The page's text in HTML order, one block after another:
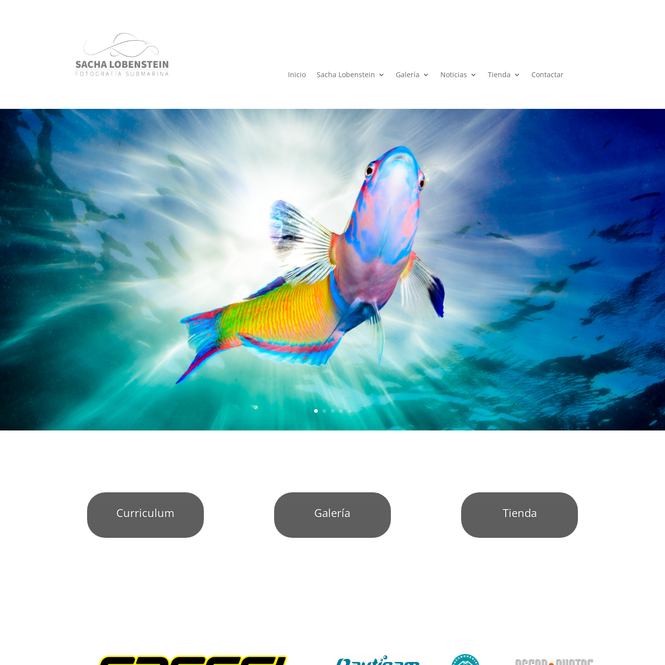
Inicio Sacha Lobenstein Galería Noticias Tienda Contactar
Curriculum Galería Tienda